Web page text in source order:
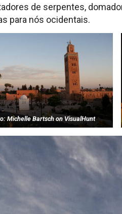
de serpentes,
para nós ocidentais.
Michelle Bartsch on VisualHunt